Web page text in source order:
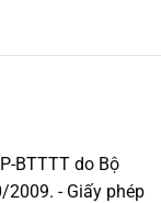
BTTTT do Bộ
- Giấy phép